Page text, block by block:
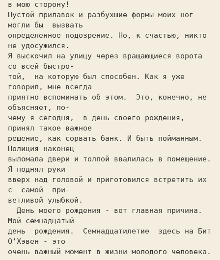
в мою сторону!
Пустой прилавок и разбухшие формы моих ног
могли бы  вызвать
определенное подозрение. Но, к счастью, никто
не удосужился.
Я выскочил на улицу через вращающиеся ворота
co всей быстро-
той,  на которую был способен. Как я уже
говорил, мне всегда
приятно вспоминать об этом.  Это, конечно, не
объясняет, по-
чему я сегодня,  в день своего рождения,
принял такое важное
решение, как сорвать банк. И быть пойманным.
Полиция наконец
вылoмала двери и толпой ввалилась в помещение.
Я поднял руки
вверх над головой и приготовился встретить их
c  самой  при-
ветливoй улыбкой.
день  рождения.  Cемнадцатилетие  здесь на Бит
O'Хэвен - это
очень важный момент в жизни молодого человека.